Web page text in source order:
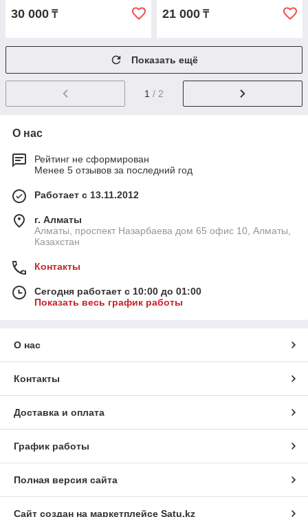
30 000 ₸ 21 000 ₸
Показать ещё
1 / 2
О нас
Рейтинг не сформирован
Менее 5 отзывов за последний год
Работает с 13.11.2012
г. Алматы
Алматы, проспект Назарбаева дом 65 офис 10, Алматы,
Казахстан
Контакты
Сегодня работает с 10:00 до 01:00
Показать весь график работы
О нас
Контакты
Доставка и оплата
График работы
Полная версия сайта
Сайт создан на маркетплейсе Satu.kz